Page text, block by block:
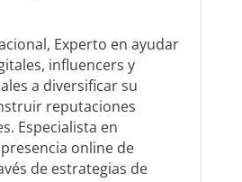
Experto en ayudar
influencers y
a diversificar su
reputaciones
Especialista en
online de
de estrategias de